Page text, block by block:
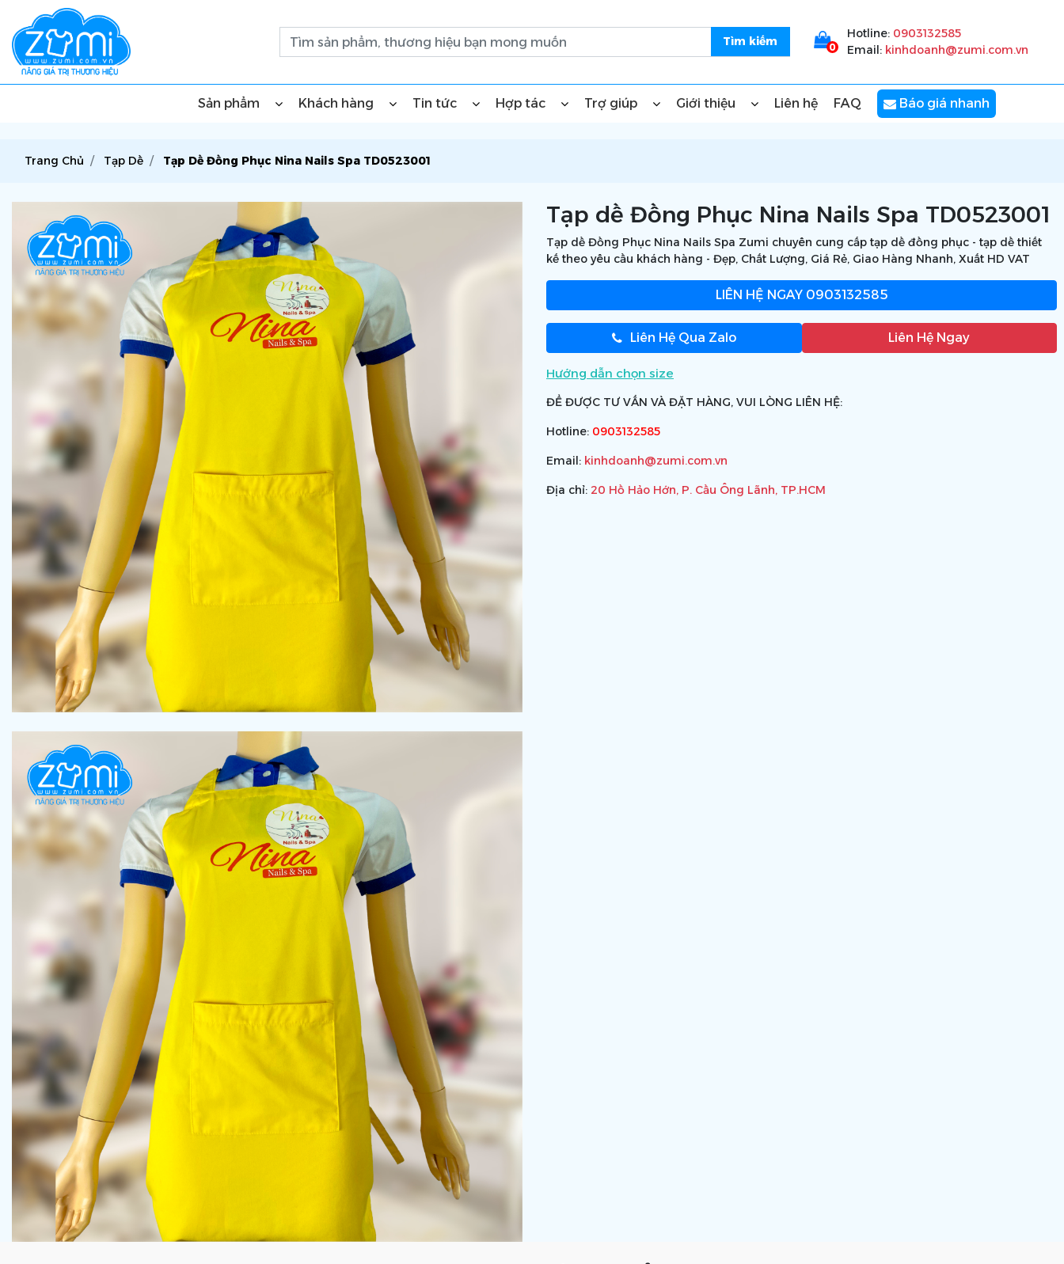
0
Hotline: 0903132585
Email: kinhdoanh@zumi.com.vn
Sản phẩm Khách hàng Tin tức Hợp tác Trợ giúp Giới thiệu Liên hệ FAQ Báo giá nhanh
Trang Chủ Tạp Dề Tạp Dề Đồng Phục Nina Nails Spa TD0523001
Tạp dề Đồng Phục Nina Nails Spa TD0523001
Tạp dề Đồng Phục Nina Nails Spa Zumi chuyên cung cấp tạp dề đồng phục - tạp dề thiết
kế theo yêu cầu khách hàng - Đẹp, Chất Lượng, Giá Rẻ, Giao Hàng Nhanh, Xuất HD VAT
LIÊN HỆ NGAY0903132585
Liên Hệ Qua Zalo Liên Hệ Ngay
Hướng dẫn chọn size
ĐỂ ĐƯỢC TƯ VẤN VÀ ĐẶT HÀNG, VUI LÒNG LIÊN HỆ:
Hotline: 0903132585
Email: kinhdoanh@zumi.com.vn
Địa chỉ: 20 Hồ Hảo Hớn, P. Cầu Ông Lãnh, TP.HCM